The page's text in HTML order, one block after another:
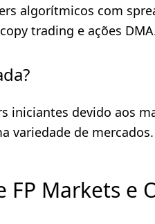
algorítmicos com
trading e ações
iniciantes devido aos
variedade de mercados.
Markets e